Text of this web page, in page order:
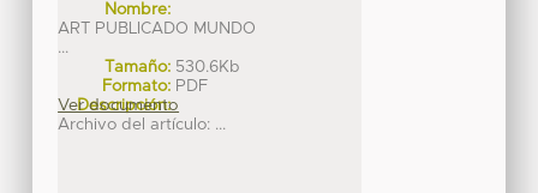
Nombre:
ART PUBLICADO MUNDO
...
Tamaño: 530.6Kb
Formato: PDF
Descripción:
Archivo del artículo: ...
Ver documento